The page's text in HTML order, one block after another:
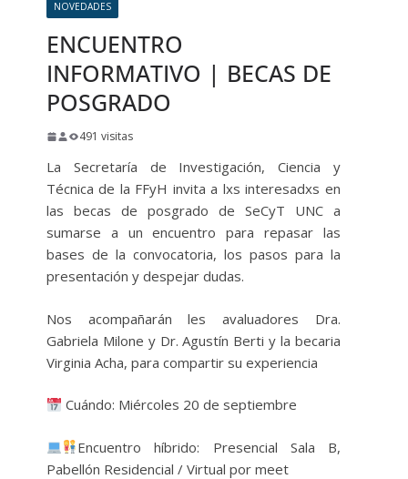
NOVEDADES
ENCUENTRO
INFORMATIVO | BECAS DE
POSGRADO
491 visitas
La Secretaría de Investigación, Ciencia y
Técnica de la FFyH invita a lxs interesadxs en
las becas de posgrado de SeCyT UNC a
sumarse a un encuentro para repasar las
bases de la convocatoria, los pasos para la
presentación y despejar dudas.
Nos acompañarán les avaluadores Dra.
Gabriela Milone y Dr. Agustín Berti y la becaria
Virginia Acha, para compartir su experiencia
Cuándo: Miércoles 20 de septiembre
Encuentro híbrido: Presencial Sala B,
Pabellón Residencial / Virtual por meet